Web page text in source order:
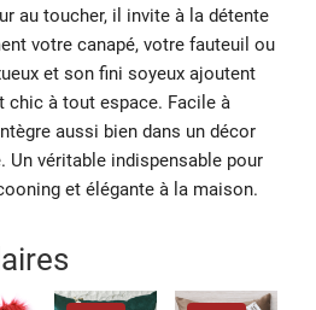
au toucher, il invite à la détente
votre canapé, votre fauteuil ou
et son fini soyeux ajoutent
chic à tout espace. Facile à
aussi bien dans un décor
Un véritable indispensable pour
et élégante à la maison.